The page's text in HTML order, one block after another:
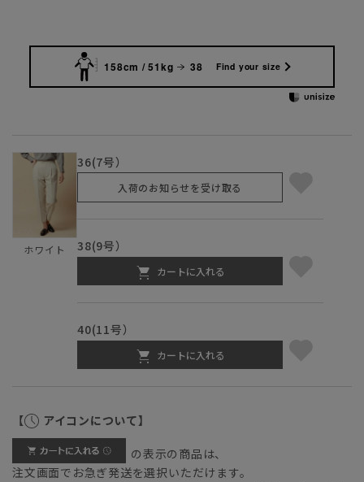
158cm / 51kg 38 Find your size
ホワイト
36(7号）
入荷のお知らせを受け取る
38(9号）
カートに入れる
40(11号）
カートに入れる
【 アイコンについて】
の表示の商品は、
注文画面でお急ぎ発送を選択いただけます。